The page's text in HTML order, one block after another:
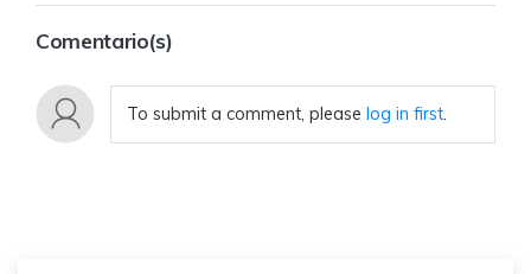
Comentario(s)
To submit a comment, please log in first.